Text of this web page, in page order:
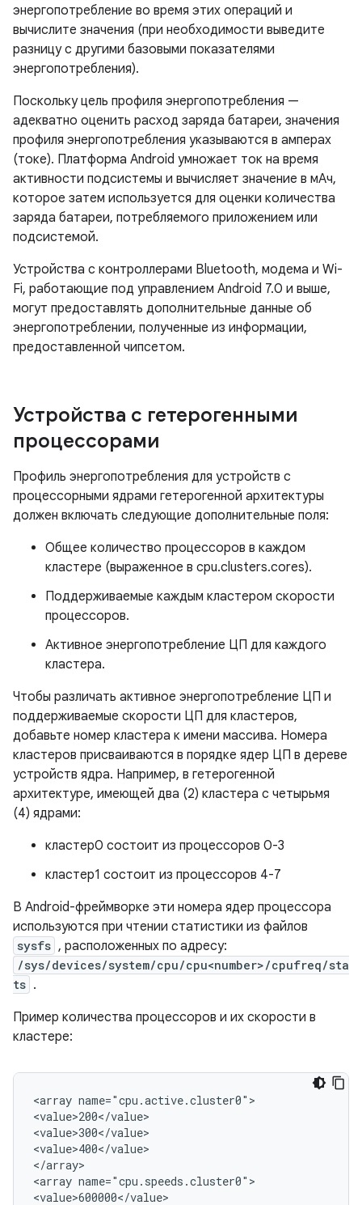
энергопотребление во время этих операций и
вычислите значения (при необходимости выведите
разницу с другими базовыми показателями
энергопотребления).
Поскольку цель профиля энергопотребления —
адекватно оценить расход заряда батареи, значения
профиля энергопотребления указываются в амперах
(токе). Платформа Android умножает ток на время
активности подсистемы и вычисляет значение в мАч,
которое затем используется для оценки количества
заряда батареи, потребляемого приложением или
подсистемой.
Устройства с контроллерами Bluetooth, модема и Wi-
Fi, работающие под управлением Android 7.0 и выше,
могут предоставлять дополнительные данные об
энергопотреблении, полученные из информации,
предоставленной чипсетом.
Устройства с гетерогенными
процессорами
Профиль энергопотребления для устройств с
процессорными ядрами гетерогенной архитектуры
должен включать следующие дополнительные поля:
Общее количество процессоров в каждом
кластере (выраженное в cpu.clusters.cores).
Поддерживаемые каждым кластером скорости
процессоров.
Активное энергопотребление ЦП для каждого
кластера.
Чтобы различать активное энергопотребление ЦП и
поддерживаемые скорости ЦП для кластеров,
добавьте номер кластера к имени массива. Номера
кластеров присваиваются в порядке ядер ЦП в дереве
устройств ядра. Например, в гетерогенной
архитектуре, имеющей два (2) кластера с четырьмя
(4) ядрами:
кластер0 состоит из процессоров 0-3
кластер1 состоит из процессоров 4-7
В Android-фреймворке эти номера ядер процессора
используются при чтении статистики из файлов
sysfs , расположенных по адресу:
/sys/devices/system/cpu/cpu<number>/cpufreq/sta
ts .
Пример количества процессоров и их скорости в
кластере:
<array name="cpu.active.cluster0">
<value>200</value>
<value>300</value>
<value>400</value>
</array>
<array name="cpu.speeds.cluster0">
<value>600000</value>